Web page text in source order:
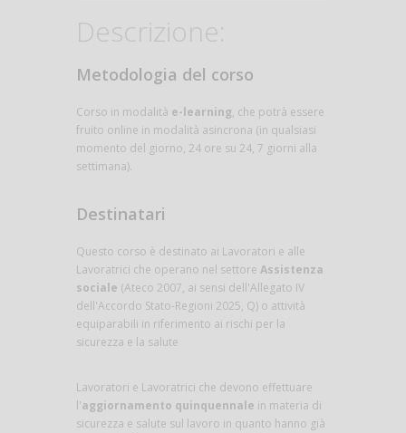
Descrizione:
Metodologia del corso
Corso in modalità e-learning, che potrà essere
fruito online in modalità asincrona (in qualsiasi
momento del giorno, 24 ore su 24, 7 giorni alla
settimana).
Destinatari
Questo corso è destinato ai Lavoratori e alle
Lavoratrici che operano nel settore Assistenza
sociale (Ateco 2007, ai sensi dell'Allegato IV
dell'Accordo Stato-Regioni 2025, Q) o attività
equiparabili in riferimento ai rischi per la
sicurezza e la salute
Lavoratori e Lavoratrici che devono effettuare
l'aggiornamento quinquennale in materia di
sicurezza e salute sul lavoro in quanto hanno già